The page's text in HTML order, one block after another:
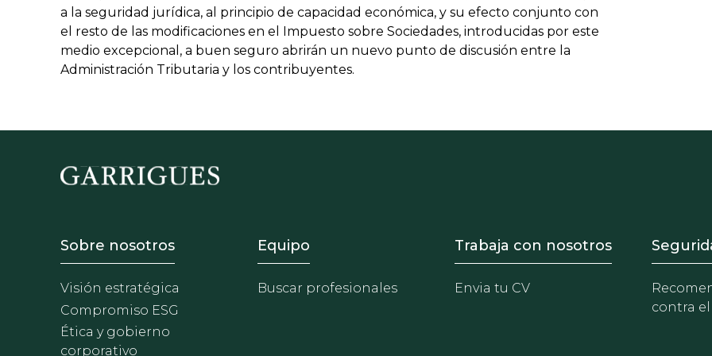
a la seguridad jurídica, al principio de capacidad económica, y su efecto conjunto con
el resto de las modificaciones en el Impuesto sobre Sociedades, introducidas por este
medio excepcional, a buen seguro abrirán un nuevo punto de discusión entre la
Administración Tributaria y los contribuyentes.
Footer - Sobre Nosotros
Sobre nosotros
Visión estratégica
Compromiso ESG
Ética y gobierno
corporativo
Footer - Equipo
Equipo
Buscar profesionales
Footer - Trabaja con
Trabaja con nosotros
Envia tu CV
contra el